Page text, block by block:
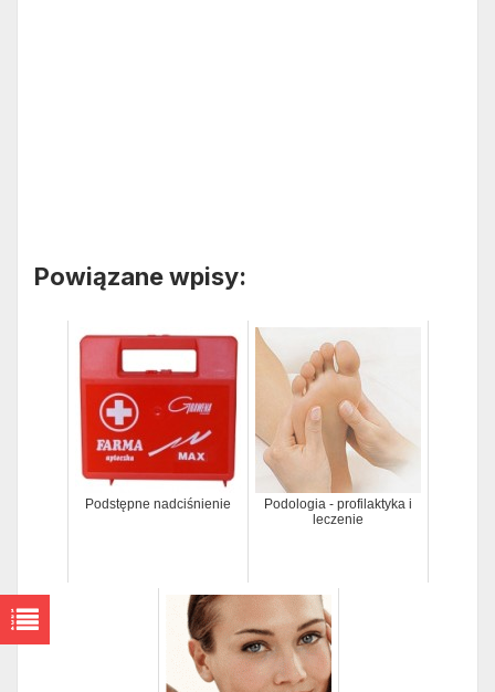
Powiązane wpisy:
Podstępne nadciśnienie
Podologia - profilaktyka i
leczenie